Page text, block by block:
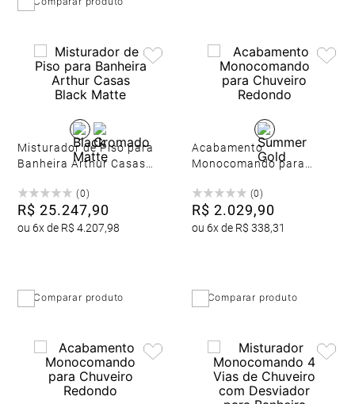
Misturador de Piso para
Banheira Arthur Casas
(0 )
R$ 25.247,90
ou6x de R$ 4.207,98
Comparar produto
Acabamento
Monocomando para
(0 )
R$ 2.029,90
ou 6x de R$ 338,31
Comparar produto